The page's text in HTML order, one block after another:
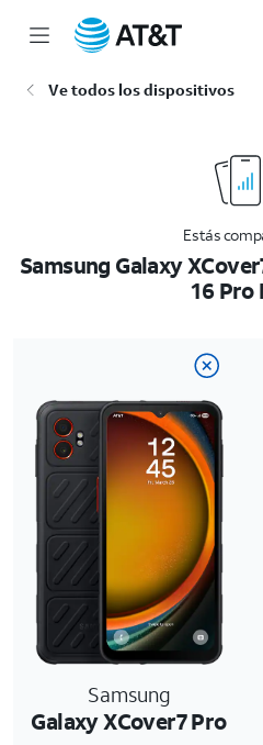
Ve todos los dispositivos
Estás
Samsung Galaxy
16 Pro
Samsung
Galaxy XCover7 Pro